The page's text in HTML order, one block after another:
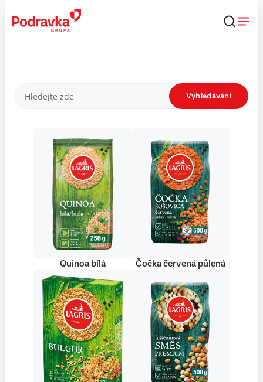
obsahu
Produkty Vyhledávání
Quinoa bílá Čočka červená půlená